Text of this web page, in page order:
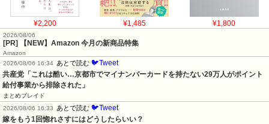
¥2,200 ¥1,485 ¥1,800
2026/08/06
[PR] 【NEW】Amazon 今月の新商品特集
Amazon
2026/08/06 16:34 あとで読む 🐦Tweet
共産党「これは酷い…京都市でマイナンバーカードを持たない29万人がポイント
給付事業から排除された」
まとめブレイド
2026/08/06 16:33
あとで読む 🐦Tweet
嫁をもう1回惚れさすにはどうしたらいい？